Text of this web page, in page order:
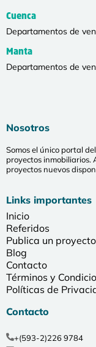
Cuenca
Departamentos de
Manta
Departamentos de
Nosotros
Somos el único portal
proyectos inmobiliarios.
proyectos nuevos
Links importantes
Inicio
Referidos
Publica un proyecto
Blog
Contacto
Términos y
Políticas de
Contacto
+(593-2)226 9784